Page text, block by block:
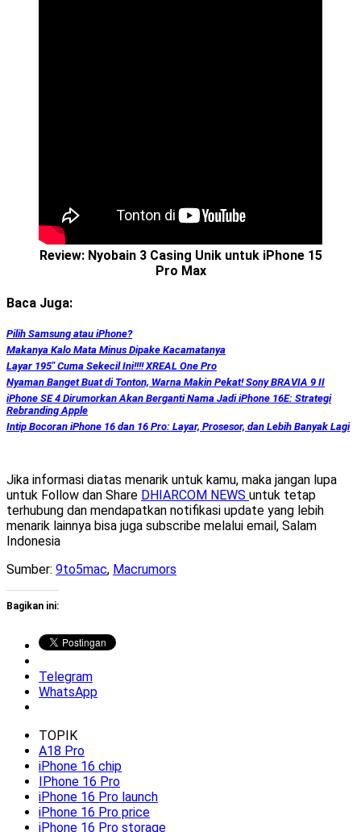
Review: Nyobain 3 Casing Unik untuk iPhone 15
Pro Max
Baca Juga:
Pilih Samsung atau iPhone?
Makanya Kalo Mata Minus Dipake Kacamatanya
Layar 195″ Cuma Sekecil Ini!!!! XREAL One Pro
Nyaman Banget Buat di Tonton, Warna Makin Pekat! Sony BRAVIA 9 II
iPhone SE 4 Dirumorkan Akan Berganti Nama Jadi iPhone 16E: Strategi
Rebranding Apple
Intip Bocoran iPhone 16 dan 16 Pro: Layar, Prosesor, dan Lebih Banyak Lagi
Jika informasi diatas menarik untuk kamu, maka jangan lupa
untuk Follow dan Share DHIARCOM NEWS untuk tetap
terhubung dan mendapatkan notifikasi update yang lebih
menarik lainnya bisa juga subscribe melalui email, Salam
Indonesia
Sumber: 9to5mac, Macrumors
Bagikan ini:
Telegram
WhatsApp
TOPIK
A18 Pro
iPhone 16 chip
IPhone 16 Pro
iPhone 16 Pro launch
iPhone 16 Pro price
iPhone 16 Pro storage